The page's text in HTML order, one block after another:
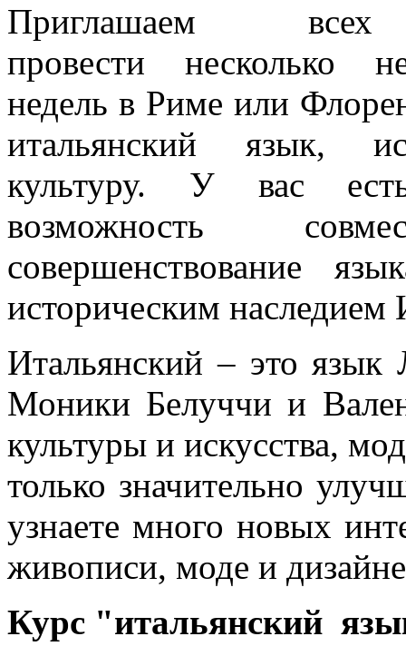
Приглашаем всех
провести несколько
недель в Риме или
итальянский язык,
культуру. У вас
возможность
совершенствование
историческим
Итальянский – это
Моники Белуччи и
культуры и искусства,
только значительно
узнаете много новых
живописи, моде и
Курс "итальянский